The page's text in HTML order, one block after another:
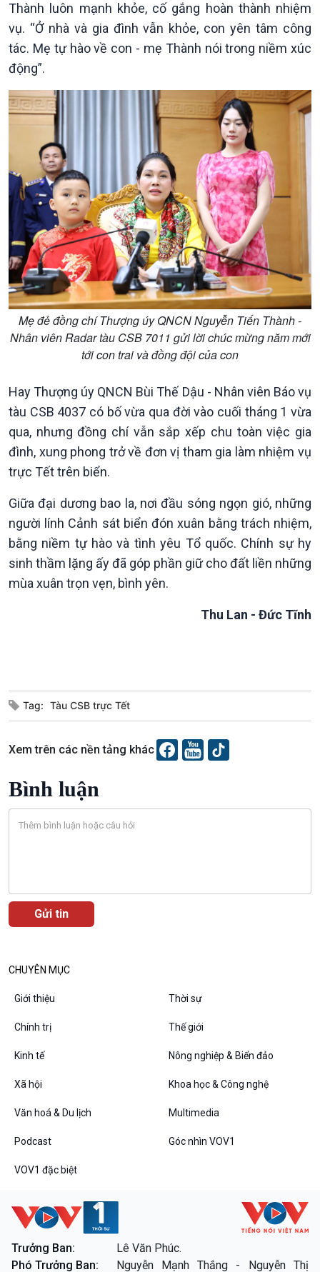
Góc nhìn VOV1
Bình luận
10 phút Sự kiện - Luận bàn
Câu chuyện thời sự
Dòng chảy sự kiện
Đối thoại
VOV1 đặc biệt
Thanh âm ký sự
Các chương trình đặc biệt
Thành luôn mạnh khỏe, cố gắng hoàn thành nhiệm
vụ. “Ở nhà và gia đình vẫn khỏe, con yên tâm công
tác. Mẹ tự hào về con - mẹ Thành nói trong niềm xúc
động”.
Mẹ đẻ đồng chí Thượng úy QNCN Nguyễn Tiến Thành -
Nhân viên Radar tàu CSB 7011 gửi lời chúc mừng năm mới
tới con trai và đồng đội của con
Hay Thượng úy QNCN Bùi Thế Dậu - Nhân viên Báo vụ
tàu CSB 4037 có bố vừa qua đời vào cuối tháng 1 vừa
qua, nhưng đồng chí vẫn sắp xếp chu toàn việc gia
đình, xung phong trở về đơn vị tham gia làm nhiệm vụ
trực Tết trên biển.
Giữa đại dương bao la, nơi đầu sóng ngọn gió, những
người lính Cảnh sát biển đón xuân bằng trách nhiệm,
bằng niềm tự hào và tình yêu Tổ quốc. Chính sự hy
sinh thầm lặng ấy đã góp phần giữ cho đất liền những
mùa xuân trọn vẹn, bình yên.
Thu Lan - Đức Tĩnh
Tag: Tàu CSB trực Tết
Xem trên các nền tảng khác
Bình luận
CHUYÊN MỤC
Giới thiệu Thời sự
Chính trị Thế giới
Kinh tế Nông nghiệp & Biển đảo
Xã hội Khoa học & Công nghệ
Văn hoá & Du lịch Multimedia
Podcast Góc nhìn VOV1
VOV1 đặc biệt
Trưởng Ban:
Lê Văn Phúc.
Phó Trưởng Ban:
Nguyễn Mạnh Thắng - Nguyễn Thị